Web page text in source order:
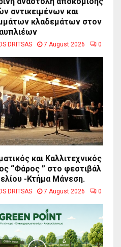
αντικειμένων και
κλαδεμάτων στον
DRITSAS 7 August 2026 0
και Καλλιτεχνικός
“Φάρος ” στο φεστιβάλ
-Κτήμα Μάνεση.
DRITSAS 7 August 2026 0